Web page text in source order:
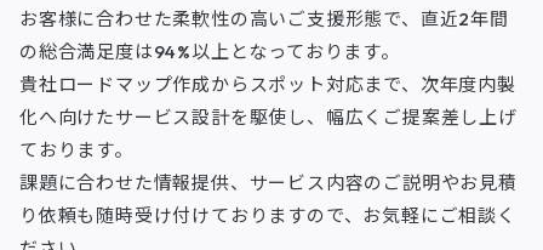
お客様に合わせた柔軟性の高いご支援形態で、直近2年間
の総合満足度は94%以上となっております。
貴社ロードマップ作成からスポット対応まで、次年度内製
化へ向けたサービス設計を駆使し、幅広くご提案差し上げ
ております。
課題に合わせた情報提供、サービス内容のご説明やお見積
り依頼も随時受け付けておりますので、お気軽にご相談く